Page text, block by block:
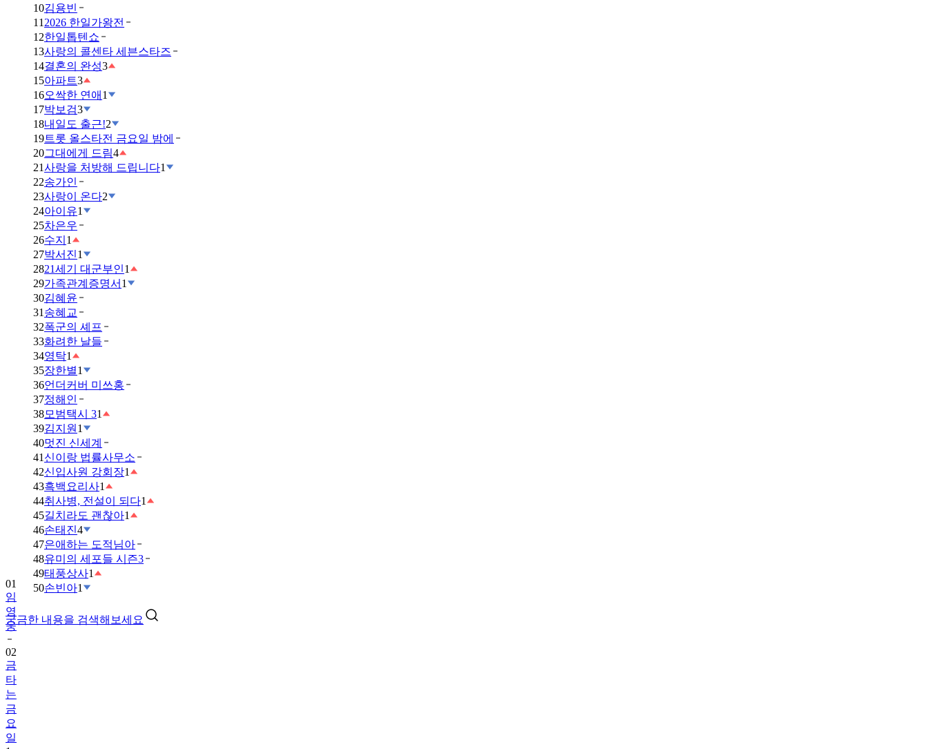
10김용빈
11 2026 한일가왕전
12한일톱텐쇼
13사랑의 콜센타 세븐스타즈
14결혼의 완성3
15아파트3
16오싹한 연애 1
17박보검3
18내일도 출근!2
19트롯 올스타전 금요일 밤에
20그대에게 드림4
21사랑을 처방해 드립니다1
22송가인
23사랑이 온다2
24아이유1
25차은우
26수지 1
27박서진1
2821세기 대군부인1
29가족관계증명서 1
30김혜윤
31 송혜교
32폭군의 셰프
33화려한 날들
34영탁1
35장한별1
36언더커버 미쓰홍
37정해인
38모범택시 31
39김지원 1
40멋진 신세계
41 신이랑 법률사무소
42신입사원 강회장1
43흑백요리사1
44취사병, 전설이 되다1
45길치라도 괜찮아1
46손태진4
47은애하는 도적님아
48유미의 세포들 시즌3
49태풍상사1
50손빈아1
궁금한 내용을 검색해보세요
01
임
영
웅
02
금
타
는
금
요
일